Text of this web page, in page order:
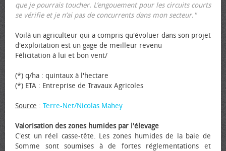
que je pourrais toucher. L’engouement pour les circuits courts
se vérifie et je n’ai pas de concurrents dans mon secteur."
Voilà un agriculteur qui a compris qu'évoluer dans son projet
d'exploitation est un gage de meilleur revenu
Félicitation à lui et bon vent/
(*) q/ha : quintaux à l'hectare
(*) ETA : Entreprise de Travaux Agricoles
Source : Terre-Net/Nicolas Mahey
Valorisation des zones humides par l'élevage
C'est un réel casse-tête. Les zones humides de la baie de
Somme sont soumises à de fortes réglementations et